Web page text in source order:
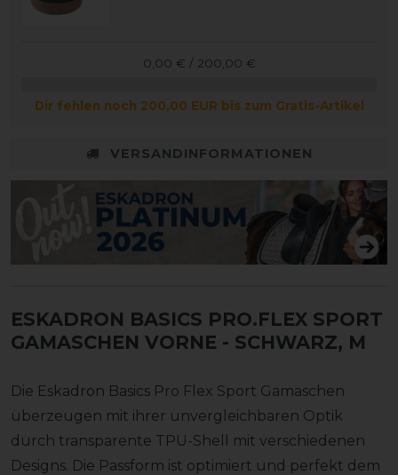
0,00 € / 200,00 €
Dir fehlen noch 200,00 EUR bis zum Gratis-Artikel
VERSANDINFORMATIONEN
ESKADRON BASICS PRO.FLEX SPORT
GAMASCHEN VORNE - SCHWARZ, M
Die Eskadron Basics Pro Flex Sport Gamaschen
überzeugen mit ihrer unvergleichbaren Optik
durch transparente TPU-Shell mit verschiedenen
Designs. Die Passform ist optimiert und perfekt dem